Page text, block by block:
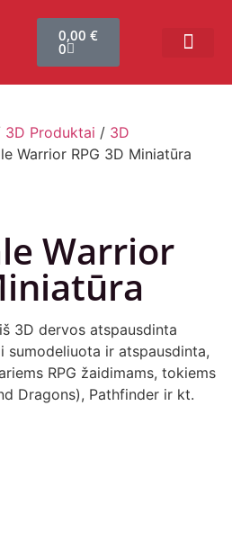
0,00€
0
3D Produktai / 3D
Warrior RPG 3D Miniatūra
Warrior
3D dervos atspausdinta
sumodeliuota ir atspausdinta,
RPG žaidimams, tokiems
Dragons), Pathfinder ir kt.